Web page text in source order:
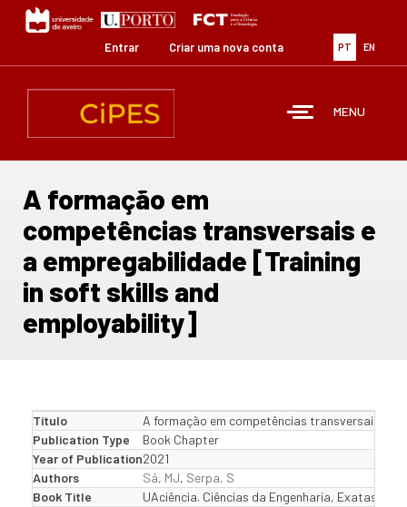
Passar
para
conteúdo
PT EN
Entrar Criar uma nova conta
MENU
A formação em
competências transversais e
a empregabilidade [Training
in soft skills and
employability]
Título
A formação em competências transversais e
Publication Type
Book Chapter
Year of Publication2021
Authors
Sá, MJ, Serpa, S
Book Title
UAciência. Ciências da Engenharia, Exatas,